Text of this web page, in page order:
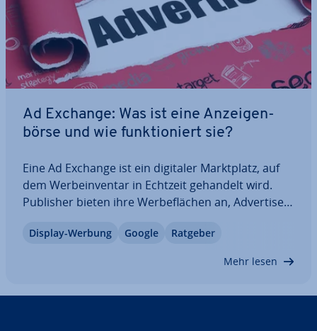
Ad Exchange: Was ist eine An­zei­gen­
bör­se und wie funk­tio­niert sie?
Eine Ad Exchange ist ein digitaler Markt­platz, auf
dem Wer­be­in­ven­tar in Echtzeit gehandelt wird.
Publisher bieten ihre Wer­be­flä­chen an, Ad­ver­ti­ser
Ad Exchanges sind das Herzstück des Pro­gram­ma­
Display-Werbung Google Ratgeber
Mehr lesen